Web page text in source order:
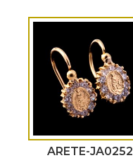
ARETE-JA0252